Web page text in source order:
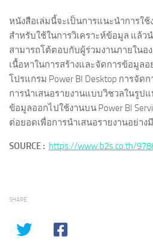
หนังสือเล่มนี้จะเป็นการแนะนำการใช้
สำหรับใช้ในการวิเคราะห์ข้อมูล แล้ว
สามารถโต้ตอบกับผู้ร่วมงานภายในอ
เนื้อหาในการสร้างและจัดการข้อมูล
โปรแกรม Power BI Desktop การจัด
การนำเสนอรายงานแบบวิชวลในรูป
ข้อมูลออกไปใช้งานบน Power BI
ต่อยอดเพื่อการนำเสนอรายงานอย่า
SOURCE : https://www.b2s.co.th/
SHARE